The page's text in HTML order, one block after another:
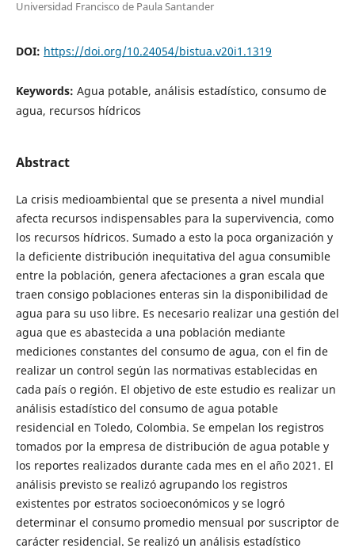
Universidad Francisco de Paula Santander
DOI: https://doi.org/10.24054/bistua.v20i1.1319
Keywords: Agua potable, análisis estadístico, consumo de
agua, recursos hídricos
Abstract
La crisis medioambiental que se presenta a nivel mundial
afecta recursos indispensables para la supervivencia, como
los recursos hídricos. Sumado a esto la poca organización y
la deficiente distribución inequitativa del agua consumible
entre la población, genera afectaciones a gran escala que
traen consigo poblaciones enteras sin la disponibilidad de
agua para su uso libre. Es necesario realizar una gestión del
agua que es abastecida a una población mediante
mediciones constantes del consumo de agua, con el fin de
realizar un control según las normativas establecidas en
cada país o región. El objetivo de este estudio es realizar un
análisis estadístico del consumo de agua potable
residencial en Toledo, Colombia. Se empelan los registros
tomados por la empresa de distribución de agua potable y
los reportes realizados durante cada mes en el año 2021. El
análisis previsto se realizó agrupando los registros
existentes por estratos socioeconómicos y se logró
determinar el consumo promedio mensual por suscriptor de
carácter residencial. Se realizó un análisis estadístico